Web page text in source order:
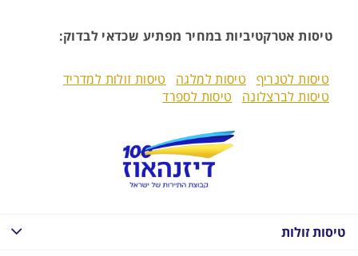
טיסות אטרקטיביות במחיר מפתיע שכדאי לבדוק:
טיסות לטנריף טיסות למלגה
טיסות זולות למדריד
טיסות לברצלונה
טיסות לספרד
טיסות זולות